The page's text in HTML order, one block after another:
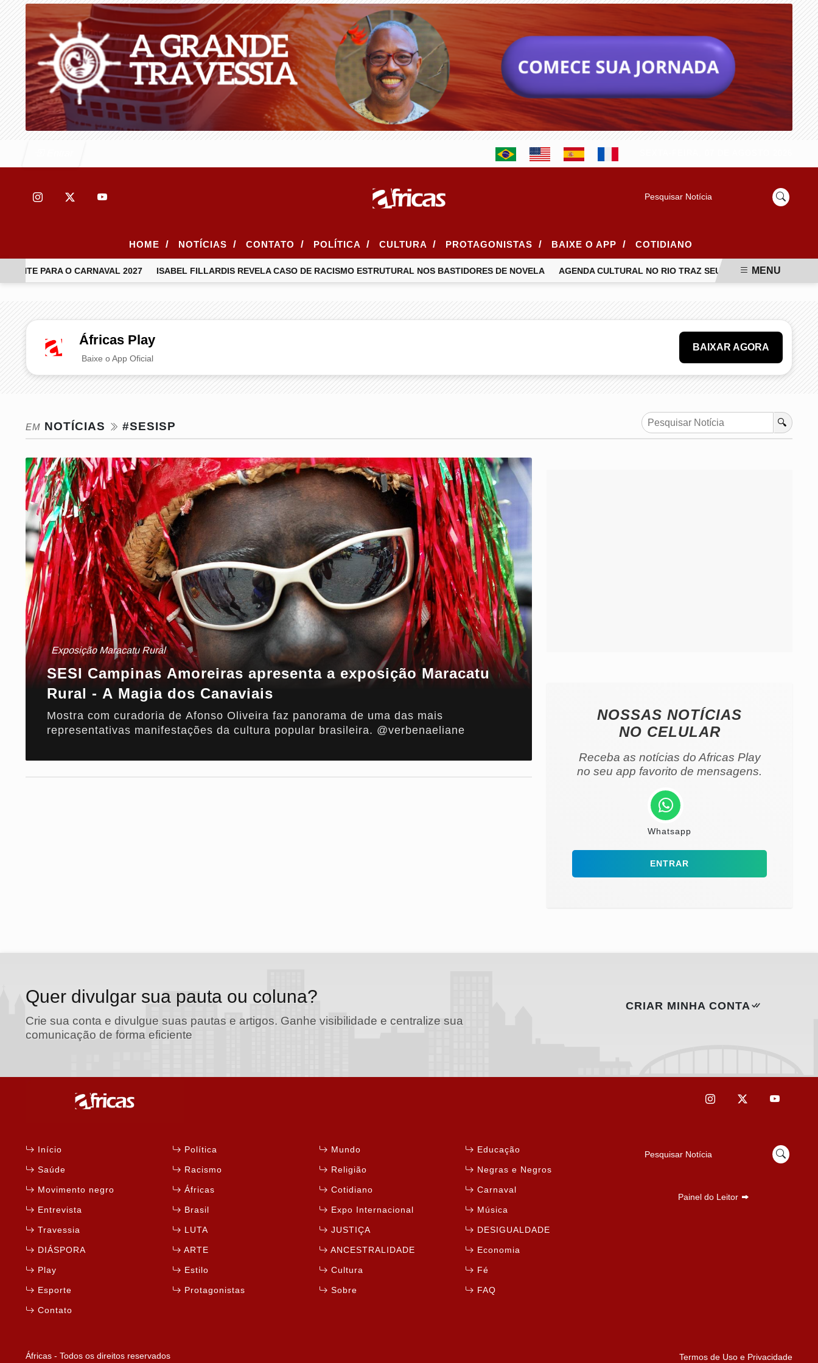
Pesquisar Notícia
HOME / NOTÍCIAS / CONTATO / POLÍTICA / CULTURA / PROTAGONISTAS / BAIXE O APP / COTIDIANO
PARA O CARNAVAL 2027 ISABEL FILLARDIS REVELA CASO DE RACISMO ESTRUTURAL NOS BASTIDORES DE NOVELA AGENDA CULTURAL NO RIO TRAZ SEU JORGE, FESTIVAIS DE
MENU
Áfricas Play
Baixe o App Oficial
BAIXAR AGORA
EM NOTÍCIAS #SESISP 🔍
Exposição Maracatu Rural
SESI Campinas Amoreiras apresenta a exposição Maracatu
Rural - A Magia dos Canaviais
Mostra com curadoria de Afonso Oliveira faz panorama de uma das mais
representativas manifestações da cultura popular brasileira. @verbenaeliane
NOSSAS NOTÍCIAS
NO CELULAR
Receba as notícias do Africas Play
no seu app favorito de mensagens.
Whatsapp
ENTRAR
Quer divulgar sua pauta ou coluna?
Crie sua conta e divulgue suas pautas e artigos. Ganhe visibilidade e centralize sua
comunicação de forma eficiente
CRIAR MINHA CONTA
Início Política Mundo Educação
Saúde Racismo Religião Negras e Negros
Movimento negro Áfricas Cotidiano Carnaval
Entrevista Brasil Expo Internacional Música
Travessia LUTA JUSTIÇA DESIGUALDADE
DIÁSPORA ARTE ANCESTRALIDADE Economia
Play Estilo Cultura Fé
Esporte Protagonistas Sobre FAQ
Contato
Pesquisar Notícia
Painel do Leitor
Áfricas - Todos os direitos reservados Termos de Uso e Privacidade